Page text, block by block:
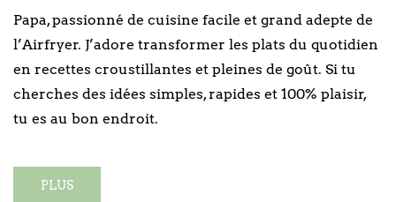
Papa, passionné de cuisine facile et grand adepte de
l’Airfryer. J’adore transformer les plats du quotidien
en recettes croustillantes et pleines de goût. Si tu
cherches des idées simples, rapides et 100% plaisir,
tu es au bon endroit.
PLUS